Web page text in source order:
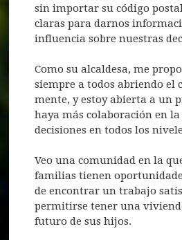
sin importar su código
claras para darnos
influencia sobre nuestras
Como su alcaldesa, me
siempre a todos abriendo el
mente, y estoy abierta a un
haya más colaboración en
decisiones en todos los
Veo una comunidad en la
familias tienen
de encontrar un trabajo
permitirse tener una
futuro de sus hijos.